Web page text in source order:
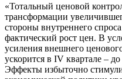
«Тотальный ценовой
трансформации
стороны внутреннего
фактический рост цен. В
усиления внешнего
ускорится в IV квартале –
Эффекты избыточно